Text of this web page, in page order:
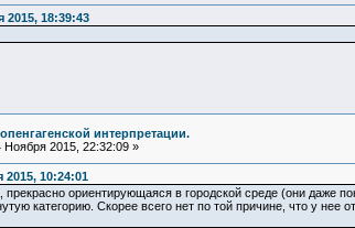
2015, 18:39:43
интерпретации.
Ноября 2015, 22:32:09 »
2015, 10:24:01
ориентирующаяся в городской среде (они даже
категорию. Скорее всего нет по той причине, что у нее